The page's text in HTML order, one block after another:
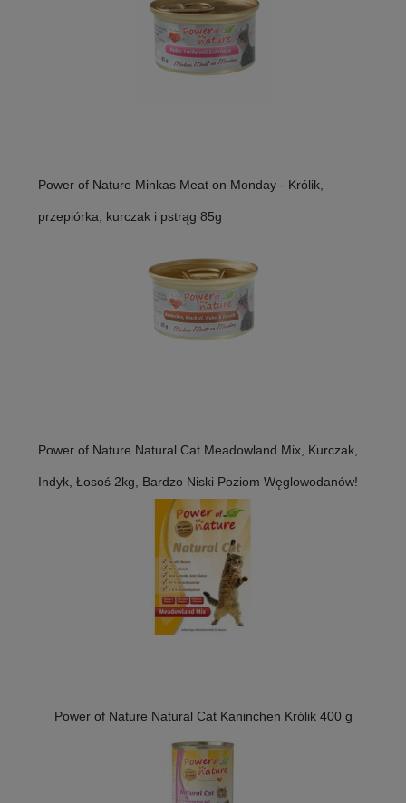
Power of Nature Minkas Meat on Monday - Królik,
przepiórka, kurczak i pstrąg 85g
Power of Nature Natural Cat Meadowland Mix, Kurczak,
Indyk, Łosoś 2kg, Bardzo Niski Poziom Węglowodanów!
Power of Nature Natural Cat Kaninchen Królik 400 g